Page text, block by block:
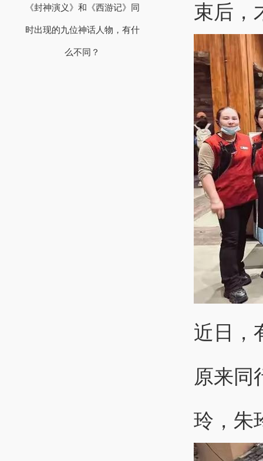
《封神演义》和《西游记》同
时出现的九位神话人物，有什
么不同？
束后，
近日，
原来同
玲，朱